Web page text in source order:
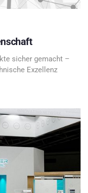
sicher gemacht –
Exzellenz